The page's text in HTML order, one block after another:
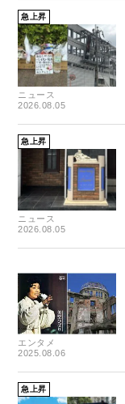
急上昇
ニュース
2026.08.05
急上昇
ニュース
2026.08.05
エンタメ
2025.08.06
急上昇